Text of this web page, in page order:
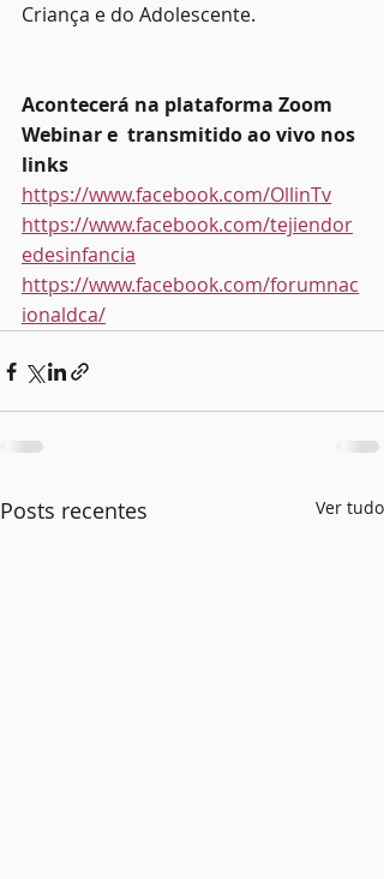
Criança e do Adolescente.
Acontecerá na plataforma Zoom
Webinar e  transmitido ao vivo nos
links
https://www.facebook.com/OllinTv
https://www.facebook.com/tejiendor
edesinfancia
https://www.facebook.com/forumnac
ionaldca/
Posts recentes Ver tudo